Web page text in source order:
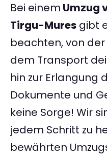
Bei einem Umzug
Tirgu-Mures gibt
beachten, von
dem Transport
hin zur Erlangung
Dokumente und
keine Sorge! Wir
jedem Schritt zu
bewährten